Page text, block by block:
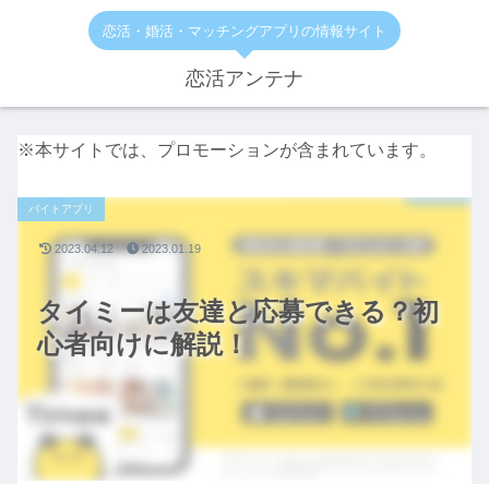
恋活・婚活・マッチングアプリの情報サイト
恋活アンテナ
※本サイトでは、プロモーションが含まれています。
タイミーは友達と応募できる？初
心者向けに解説！
バイトアプリ
2023.04.12 2023.01.19